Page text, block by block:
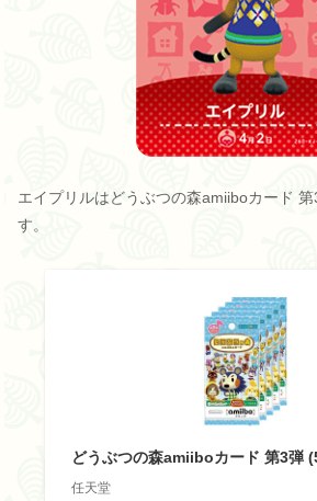
エイプリルはどうぶつの森amiiboカード
す。
どうぶつの森amiiboカード 第3弾
任天堂